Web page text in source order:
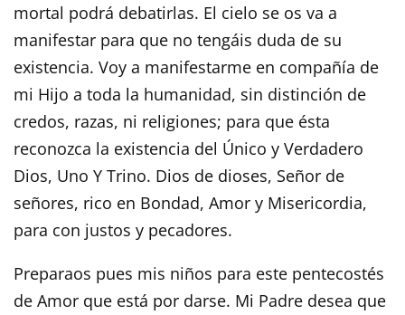
mortal podrá debatirlas. El cielo se os va a
manifestar para que no tengáis duda de su
existencia. Voy a manifestarme en compañía de
mi Hijo a toda la humanidad, sin distinción de
credos, razas, ni religiones; para que ésta
reconozca la existencia del Único y Verdadero
Dios, Uno Y Trino. Dios de dioses, Señor de
señores, rico en Bondad, Amor y Misericordia,
para con justos y pecadores.
Preparaos pues mis niños para este pentecostés
de Amor que está por darse. Mi Padre desea que